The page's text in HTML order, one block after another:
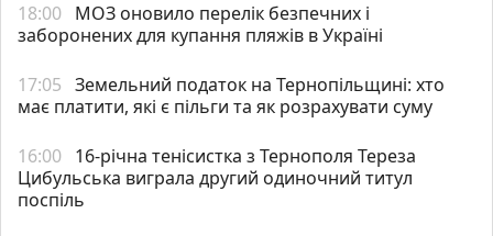
18:00 МОЗ оновило перелік безпечних і
заборонених для купання пляжів в Україні
17:05 Земельний податок на Тернопільщині: хто
має платити, які є пільги та як розрахувати суму
16:00 16-річна тенісистка з Тернополя Тереза
Цибульська виграла другий одиночний титул
поспіль